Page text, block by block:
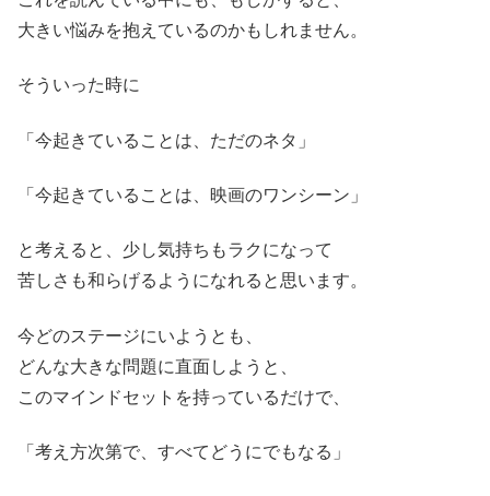
大きい悩みを抱えているのかもしれません。
そういった時に
「今起きていることは、ただのネタ」
「今起きていることは、映画のワンシーン」
と考えると、少し気持ちもラクになって
苦しさも和らげるようになれると思います。
今どのステージにいようとも、
どんな大きな問題に直面しようと、
このマインドセットを持っているだけで、
「考え方次第で、すべてどうにでもなる」